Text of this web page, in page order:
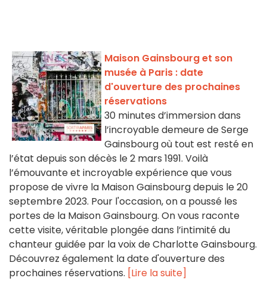
Maison Gainsbourg et son
musée à Paris : date
d'ouverture des prochaines
réservations
30 minutes d’immersion dans
l’incroyable demeure de Serge
Gainsbourg où tout est resté en
l’état depuis son décès le 2 mars 1991. Voilà
l’émouvante et incroyable expérience que vous
propose de vivre la Maison Gainsbourg depuis le 20
septembre 2023. Pour l'occasion, on a poussé les
portes de la Maison Gainsbourg. On vous raconte
cette visite, véritable plongée dans l’intimité du
chanteur guidée par la voix de Charlotte Gainsbourg.
Découvrez également la date d'ouverture des
prochaines réservations. [Lire la suite]